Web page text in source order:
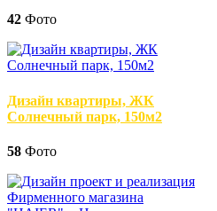
42 Фото
Дизайн квартиры, ЖК
Солнечный парк, 150м2
58 Фото